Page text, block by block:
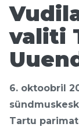
valiti
6. oktoobril
Tartu